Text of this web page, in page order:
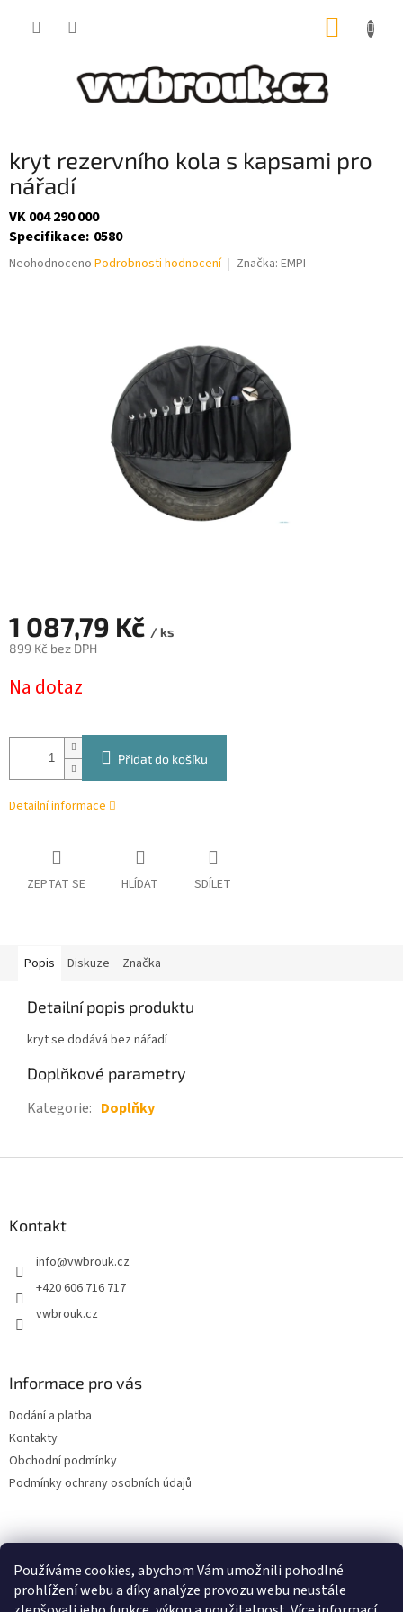
Používáme cookies, abychom Vám umožnili pohodlné
prohlížení webu a díky analýze provozu webu neustále
kryt rezervního kola s kapsami pro
nářadí
VK 004 290 000
Specifikace: 0580
Průměrné
Neohodnoceno Podrobnosti hodnocení Značka: EMPI
1 087,79 Kč / ks
899 Kč bez DPH
cena:
Na dotaz
Přidat do košíku
Detailní informace
ZEPTAT SE HLÍDAT SDÍLET
Popis Diskuze Značka
Detailní popis produktu
kryt se dodává bez nářadí
Doplňkové parametry
Kategorie: Doplňky
Kontakt
info@vwbrouk.cz
+420 606 716 717
vwbrouk.cz
Informace pro vás
Dodání a platba
Kontakty
Obchodní podmínky
Podmínky ochrany osobních údajů